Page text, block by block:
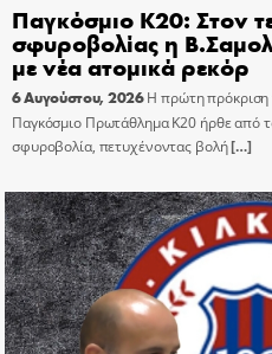
Παγκόσμιο Κ20: Στον
σφυροβολίας η
με νέα ατομικά ρεκόρ
6 Αυγούστου, 2026 Η πρώτη πρόκριση
Παγκόσμιο Πρωτάθλημα Κ20 ήρθε από
σφυροβολία, πετυχένοντας βολή[…]